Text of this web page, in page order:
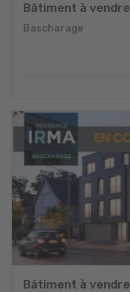
Bâtiment à vendre
Bascharage
Bâtiment à vendre